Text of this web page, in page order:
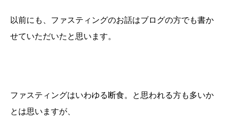
以前にも、ファスティングのお話はブログの方でも書か
せていただいたと思います。
ファスティングはいわゆる断食。と思われる方も多いか
とは思いますが、